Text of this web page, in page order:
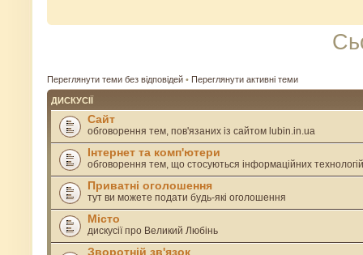
Переглянути теми без відповідей • Переглянути активні теми
ДИСКУСІЇ
Сайт
обговорення тем, пов'язаних із сайтом lubin.in.ua
Інтернет та комп'ютери
обговорення тем, що стосуються інформаційних технологій
Приватні оголошення
тут ви можете подати будь-які оголошення
Місто
дискусії про Великий Любінь
Зворотній зв'язок